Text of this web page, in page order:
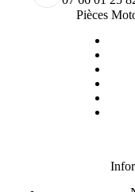
Pièces